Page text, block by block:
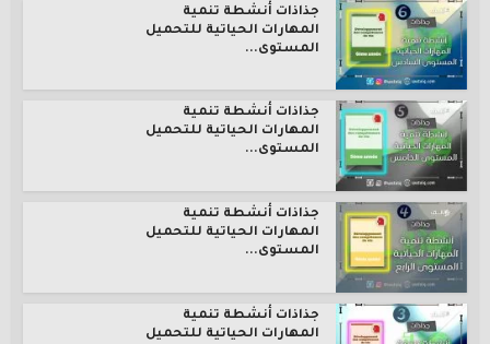
جذاذات أنشطة تنمية
المهارات الحياتية للتحميل
المستوى...
جذاذات أنشطة تنمية
المهارات الحياتية للتحميل
المستوى...
جذاذات أنشطة تنمية
المهارات الحياتية للتحميل
المستوى...
جذاذات أنشطة تنمية
المهارات الحياتية للتحميل